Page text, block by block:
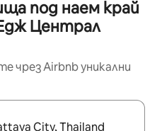
под наем край
Централ
чрез Airbnb уникални
използвайте